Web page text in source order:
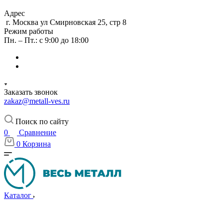
Адрес
г. Москва ул Смирновская 25, стр 8
Режим работы
Пн. – Пт.: с 9:00 до 18:00
Заказать звонок
zakaz@metall-ves.ru
Поиск по сайту
0
Сравнение
0 Корзина
Каталог